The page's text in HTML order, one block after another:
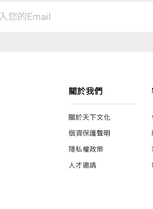
關於我們
關於天下文化
個資保護聲明
隱私權政策
人才邀請